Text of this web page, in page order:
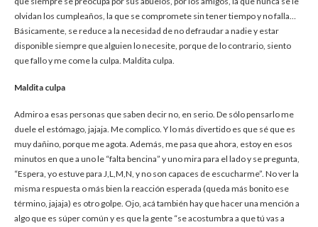
olvidan los cumpleaños, la que se compromete sin tener tiempo y no falla…
Básicamente, se reduce a la necesidad de no defraudar a nadie y estar
disponible siempre que alguien lo necesite, porque de lo contrario, siento
que fallo y me come la culpa. Maldita culpa.
Maldita culpa
Admiro a esas personas que saben decir no, en serio. De sólo pensarlo me
duele el estómago, jajaja. Me complico. Y lo más divertido es que sé que es
muy dañino, porque me agota. Además, me pasa que ahora, estoy en esos
minutos en que a uno le “falta bencina” y uno mira para el lado y se pregunta,
“Espera, yo estuve para J,L,M,N, y no son capaces de escucharme”. No ver la
misma respuesta o más bien la reacción esperada (queda más bonito ese
término, jajaja) es otro golpe. Ojo, acá también hay que hacer una mención a
algo que es súper común y es que la gente “se acostumbra a que tú vas a